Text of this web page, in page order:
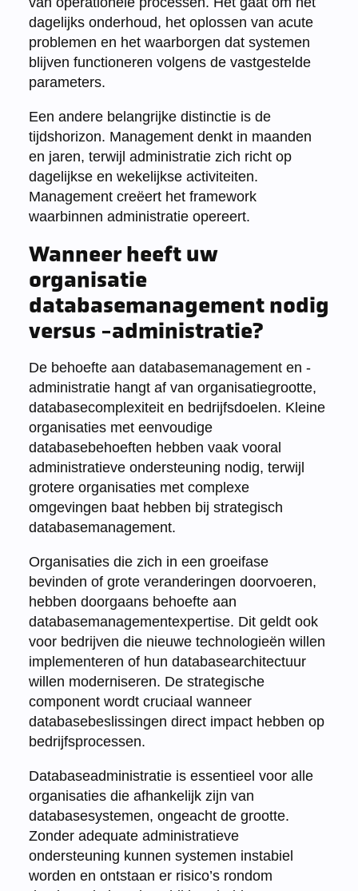
dagelijks onderhoud, het oplossen van acute
problemen en het waarborgen dat systemen
blijven functioneren volgens de vastgestelde
parameters.
Een andere belangrijke distinctie is de
tijdshorizon. Management denkt in maanden
en jaren, terwijl administratie zich richt op
dagelijkse en wekelijkse activiteiten.
Management creëert het framework
waarbinnen administratie opereert.
Wanneer heeft uw
organisatie
databasemanagement nodig
versus -administratie?
De behoefte aan databasemanagement en -
administratie hangt af van organisatiegrootte,
databasecomplexiteit en bedrijfsdoelen. Kleine
organisaties met eenvoudige
databasebehoeften hebben vaak vooral
administratieve ondersteuning nodig, terwijl
grotere organisaties met complexe
omgevingen baat hebben bij strategisch
databasemanagement.
Organisaties die zich in een groeifase
bevinden of grote veranderingen doorvoeren,
hebben doorgaans behoefte aan
databasemanagementexpertise. Dit geldt ook
voor bedrijven die nieuwe technologieën willen
implementeren of hun databasearchitectuur
willen moderniseren. De strategische
component wordt cruciaal wanneer
databasebeslissingen direct impact hebben op
bedrijfsprocessen.
Databaseadministratie is essentieel voor alle
organisaties die afhankelijk zijn van
databasesystemen, ongeacht de grootte.
Zonder adequate administratieve
ondersteuning kunnen systemen instabiel
worden en ontstaan er risico’s rondom